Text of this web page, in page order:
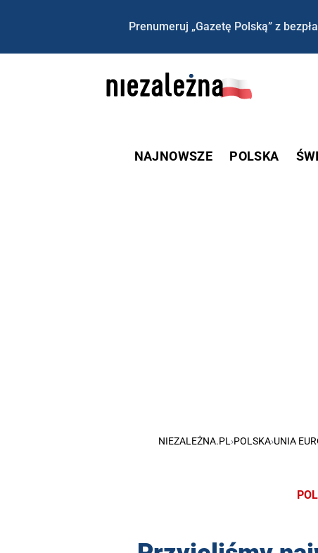
Prenumeruj „Gazetę Polską” z
NAJNOWSZE POLSKA
NIEZALEŻNA.PL ›POLSKA›UNIA